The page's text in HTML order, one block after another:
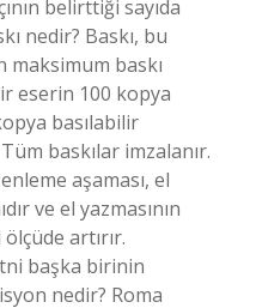
belirttiği sayıda
nedir? Baskı, bu
baskı
eserin 100 kopya
basılabilir
baskılar imzalanır.
aşaması, el
ve el yazmasının
artırır.
başka birinin
nedir? Roma